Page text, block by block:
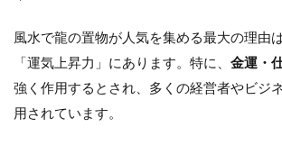
風水で龍の置物が人気を集める最大の理由
「運気上昇力」にあります。特に、 金運・
強く作用するとされ、多くの経営者やビジ
用されています。